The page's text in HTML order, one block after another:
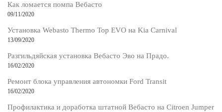
Как ломается помпа Вебасто
09/11/2020
Установка Webasto Thermo Top EVO на Kia Carnival
13/09/2020
Разгильдяйская установка Вебасто Эво на Прадо.
16/02/2020
Ремонт блока управления автономки Ford Transit
16/02/2020
Профилактика и доработка штатной Вебасто на Citroen Jumper